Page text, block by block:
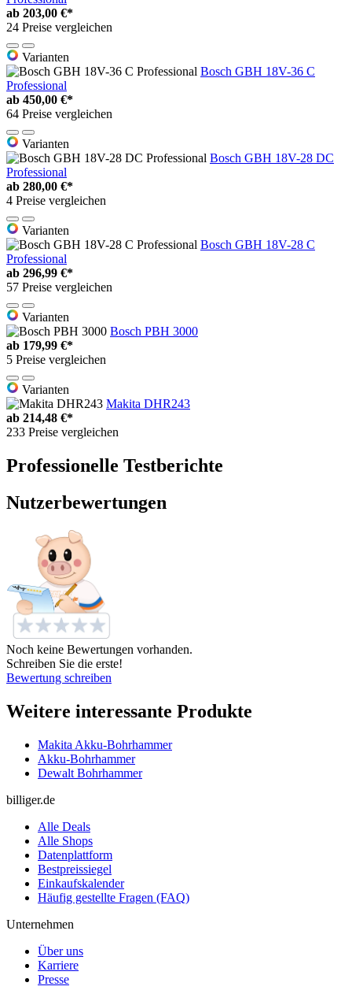
ab 203,00 €*
24 Preise vergleichen
Varianten
Bosch GBH 18V-36 C
Professional
ab 450,00 €*
64 Preise vergleichen
Varianten
Bosch GBH 18V-28 DC
Professional
ab 280,00 €*
4 Preise vergleichen
Varianten
Bosch GBH 18V-28 C
Professional
ab 296,99 €*
57 Preise vergleichen
Varianten
Bosch PBH 3000
ab 179,99 €*
5 Preise vergleichen
Varianten
Makita DHR243
ab 214,48 €*
233 Preise vergleichen
Professionelle Testberichte
Nutzerbewertungen
Noch keine Bewertungen vorhanden.
Schreiben Sie die erste!
Bewertung schreiben
Weitere interessante Produkte
Makita Akku-Bohrhammer
Akku-Bohrhammer
Dewalt Bohrhammer
billiger.de
Alle Deals
Alle Shops
Datenplattform
Bestpreissiegel
Einkaufskalender
Häufig gestellte Fragen (FAQ)
Unternehmen
Über uns
Karriere
Presse